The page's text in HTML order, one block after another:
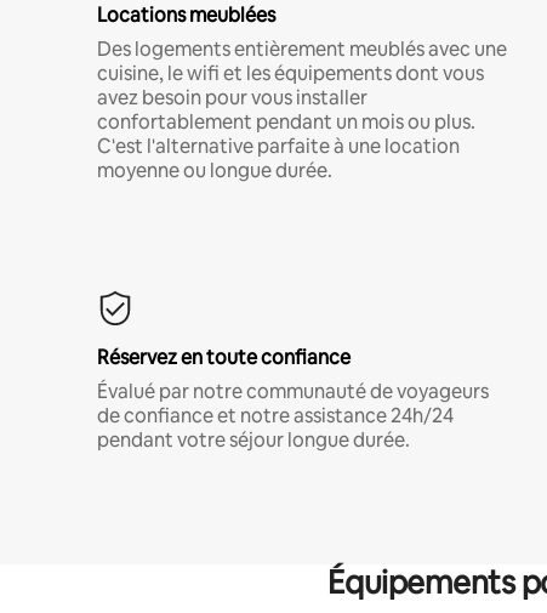
Locations meublées
Des logements entièrement meublés avec une
cuisine, le wifi et les équipements dont vous
avez besoin pour vous installer
confortablement pendant un mois ou plus.
C'est l'alternative parfaite à une location
moyenne ou longue durée.
Réservez en toute confiance
Évalué par notre communauté de voyageurs
de confiance et notre assistance 24h/24
pendant votre séjour longue durée.
Équipements